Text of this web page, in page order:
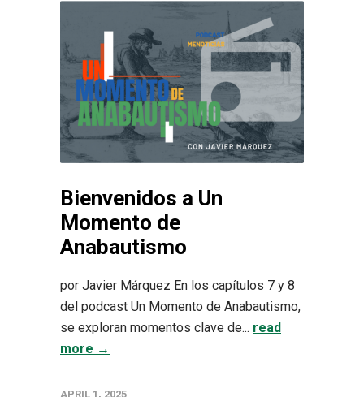
Bienvenidos a Un
Momento de
Anabautismo
por Javier Márquez En los capítulos 7 y 8
del podcast Un Momento de Anabautismo,
se exploran momentos clave de... read
more →
APRIL 1, 2025